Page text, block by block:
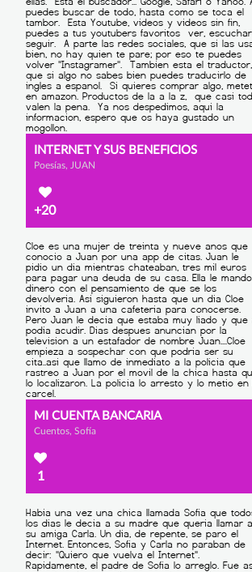
INTERNET Y SUS BENEFICIOS
Poesías, JUAN
+20
MI CUENTA BANCARIA
Cuentos, Sofía
1